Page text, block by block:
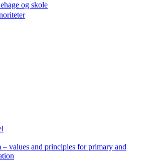
og skole
values and principles for primary and